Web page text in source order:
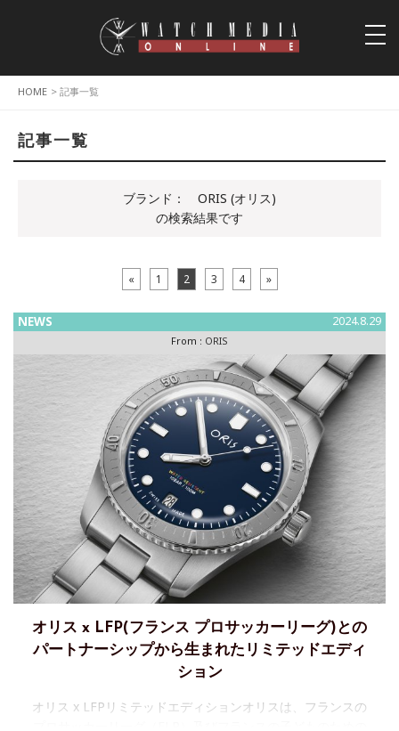
HOME > 記事一覧
記事一覧
ブランド：
ORIS (オリス)
の検索結果です
« 1 2 3 4 »
NEWS 2024.8.29
From : ORIS
オリス x LFP(フランス プロサッカーリーグ)との
パートナーシップから生まれたリミテッドエディ
ション
オリス x LFPリミテッドエディションオリスは、フランスの